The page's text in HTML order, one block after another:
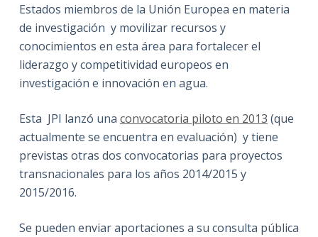
Estados miembros de la Unión Europea en materia
de investigación y movilizar recursos y
conocimientos en esta área para fortalecer el
liderazgo y competitividad europeos en
investigación e innovación en agua.
Esta JPI lanzó una convocatoria piloto en 2013 (que
actualmente se encuentra en evaluación) y tiene
previstas otras dos convocatorias para proyectos
transnacionales para los años 2014/2015 y
2015/2016.
Se pueden enviar aportaciones a su consulta pública